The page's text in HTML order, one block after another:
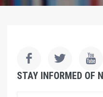
STAY INFORMED OF